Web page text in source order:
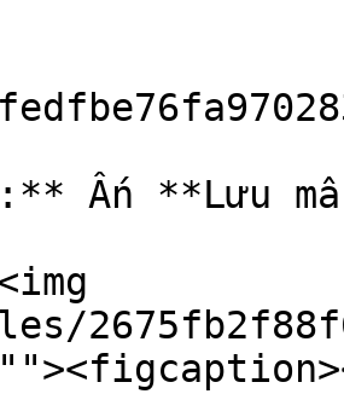
Ấn **Lưu